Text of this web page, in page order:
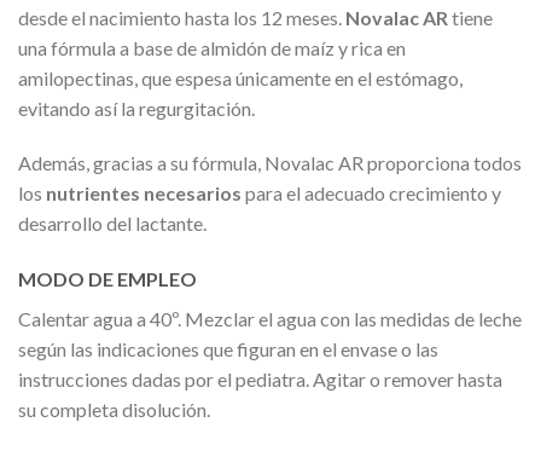
desde el nacimiento hasta los 12 meses. Novalac AR tiene
una fórmula a base de almidón de maíz y rica en
amilopectinas, que espesa únicamente en el estómago,
evitando así la regurgitación.
Además, gracias a su fórmula, Novalac AR proporciona todos
los nutrientes necesarios para el adecuado crecimiento y
desarrollo del lactante.
MODO DE EMPLEO
Calentar agua a 40º. Mezclar el agua con las medidas de leche
según las indicaciones que figuran en el envase o las
instrucciones dadas por el pediatra. Agitar o remover hasta
su completa disolución.